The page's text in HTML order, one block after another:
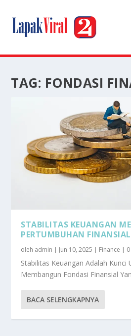
TAG: FONDASI
STABILITAS KEUANGAN
PERTUMBUHAN FINANSIAL
oleh admin | Jun 10, 2025 | Finance |
Stabilitas Keuangan Adalah Kunci
Membangun Fondasi Finansial
BACA SELENGKAPNYA